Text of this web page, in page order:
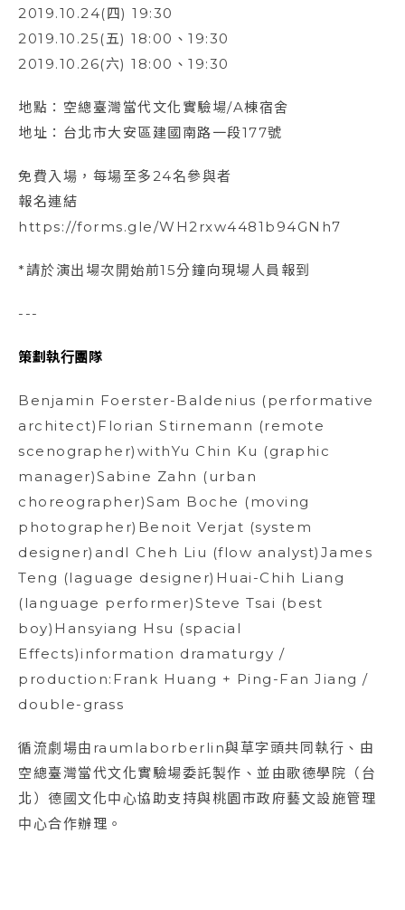
2019.10.24(四) 19:30
2019.10.25(五) 18:00、19:30
2019.10.26(六) 18:00、19:30
地點：空總臺灣當代文化實驗場/A棟宿舍
地址：台北市大安區建國南路一段177號
免費入場，每場至多24名參與者
報名連結
https://forms.gle/WH2rxw4481b94GNh7
*請於演出場次開始前15分鐘向現場人員報到
---
策劃執行團隊
Benjamin Foerster-Baldenius (performative
architect)Florian Stirnemann (remote
scenographer)withYu Chin Ku (graphic
manager)Sabine Zahn (urban
choreographer)Sam Boche (moving
photographer)Benoit Verjat (system
designer)andI Cheh Liu (flow analyst)James
Teng (laguage designer)Huai-Chih Liang
(language performer)Steve Tsai (best
boy)Hansyiang Hsu (spacial
Effects)information dramaturgy /
production:Frank Huang + Ping-Fan Jiang /
double-grass
循流劇場由raumlaborberlin與草字頭共同執行、由
空總臺灣當代文化實驗場委託製作、並由歌德學院（台
北）德國文化中心協助支持與桃園市政府藝文設施管理
中心合作辦理。